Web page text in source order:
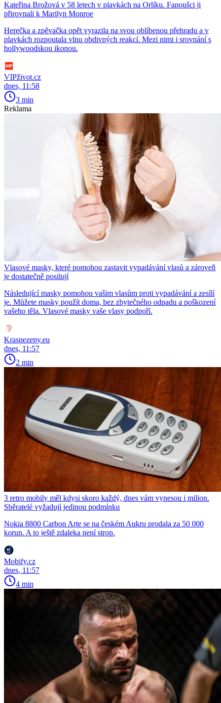
Kateřina Brožová v 58 letech v plavkách na Orlíku. Fanoušci ji
přirovnali k Marilyn Monroe
Herečka a zpěvačka opět vyrazila na svou oblíbenou přehradu a v
plavkách rozpoutala vlnu obdivných reakcí. Mezi nimi i srovnání s
hollywoodskou ikonou.
VIPživot.cz
dnes, 11:58
3 min
Reklama
Vlasové masky, které pomohou zastavit vypadávání vlasů a zároveň
je dostatečně posilují
Následující masky pomohou vašim vlasům proti vypadávání a zesílí
je. Můžete masky použít doma, bez zbytečného odpadu a poškození
vašeho těla. Vlasové masky vaše vlasy podpoří.
Krasnezeny.eu
dnes, 11:57
2 min
3 retro mobily měl kdysi skoro každý, dnes vám vynesou i milion.
Sběratelé vyžadují jedinou podmínku
Nokia 8800 Carbon Arte se na českém Aukru prodala za 50 000
korun. A to ještě zdaleka není strop.
Mobify.cz
dnes, 11:57
4 min